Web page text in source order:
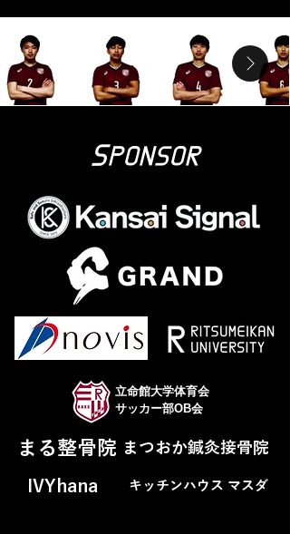
SPONSOR
立命館大学体育会
サッカー部OB会
まる整骨院 まつおか鍼灸接骨院
IVYhana キッチンハウス マスダ